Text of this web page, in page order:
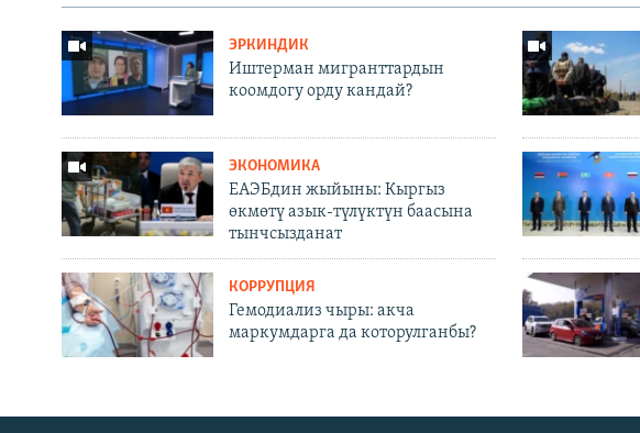
ЭРКИНДИК
Иштерман мигранттардын
коомдогу орду кандай?
ЭКОНОМИКА
ЕАЭБдин жыйыны: Кыргыз
өкмөтү азык-түлүктүн баасына
тынчсызданат
КОРРУПЦИЯ
Гемодиализ чыры: акча
маркумдарга да которулганбы?